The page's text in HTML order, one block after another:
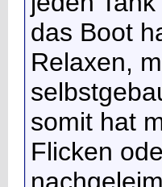
das Boot
Relaxen,
somit hat
Flicken